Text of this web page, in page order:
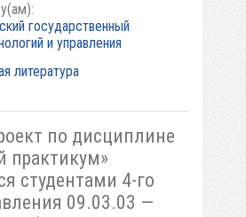
государственный
и управления
литература
по дисциплине
практикум»
студентами 4-го
09.03.03 —